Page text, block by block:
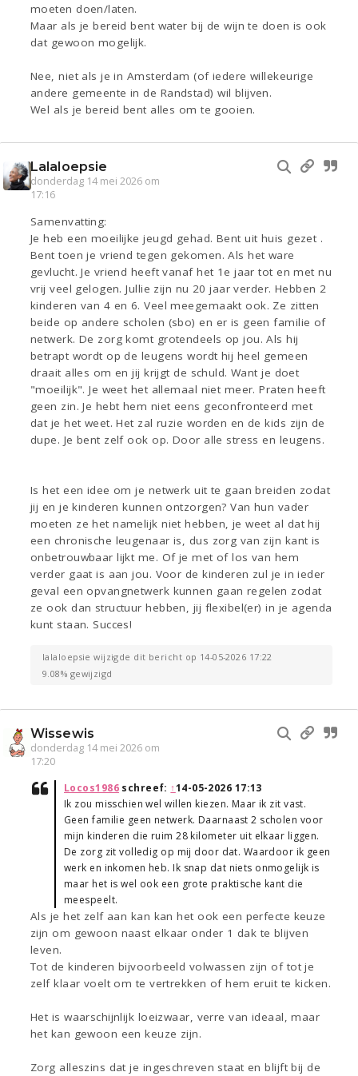
moeten doen/laten.
Maar als je bereid bent water bij de wijn te doen is ook
dat gewoon mogelijk.
Nee, niet als je in Amsterdam (of iedere willekeurige
andere gemeente in de Randstad) wil blijven.
Wel als je bereid bent alles om te gooien.
Lalaloepsie
donderdag 14 mei 2026 om
17:16
Samenvatting:
Je heb een moeilijke jeugd gehad. Bent uit huis gezet .
Bent toen je vriend tegen gekomen. Als het ware
gevlucht. Je vriend heeft vanaf het 1e jaar tot en met nu
vrij veel gelogen. Jullie zijn nu 20 jaar verder. Hebben 2
kinderen van 4 en 6. Veel meegemaakt ook. Ze zitten
beide op andere scholen (sbo) en er is geen familie of
netwerk. De zorg komt grotendeels op jou. Als hij
betrapt wordt op de leugens wordt hij heel gemeen
draait alles om en jij krijgt de schuld. Want je doet
"moeilijk". Je weet het allemaal niet meer. Praten heeft
geen zin. Je hebt hem niet eens geconfronteerd met
dat je het weet. Het zal ruzie worden en de kids zijn de
dupe. Je bent zelf ook op. Door alle stress en leugens.
Is het een idee om je netwerk uit te gaan breiden zodat
jij en je kinderen kunnen ontzorgen? Van hun vader
moeten ze het namelijk niet hebben, je weet al dat hij
een chronische leugenaar is, dus zorg van zijn kant is
onbetrouwbaar lijkt me. Of je met of los van hem
verder gaat is aan jou. Voor de kinderen zul je in ieder
geval een opvangnetwerk kunnen gaan regelen zodat
ze ook dan structuur hebben, jij flexibel(er) in je agenda
kunt staan. Succes!
lalaloepsie wijzigde dit bericht op 14-05-2026 17:22
9.08% gewijzigd
Wissewis
donderdag 14 mei 2026 om
17:20
Locos1986schreef: ↑14-05-2026 17:13
Ik zou misschien wel willen kiezen. Maar ik zit vast.
Geen familie geen netwerk. Daarnaast 2 scholen voor
mijn kinderen die ruim 28 kilometer uit elkaar liggen.
De zorg zit volledig op mij door dat. Waardoor ik geen
werk en inkomen heb. Ik snap dat niets onmogelijk is
maar het is wel ook een grote praktische kant die
meespeelt.
Als je het zelf aan kan kan het ook een perfecte keuze
zijn om gewoon naast elkaar onder 1 dak te blijven
leven.
Tot de kinderen bijvoorbeeld volwassen zijn of tot je
zelf klaar voelt om te vertrekken of hem eruit te kicken.
Het is waarschijnlijk loeizwaar, verre van ideaal, maar
het kan gewoon een keuze zijn.
Zorg alleszins dat je ingeschreven staat en blijft bij de